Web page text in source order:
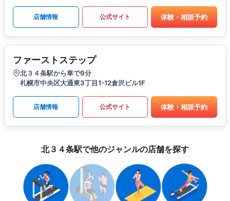
店舗情報 公式サイト 体験・相談予約
ファーストステップ
北３４条駅から車で9分
札幌市中央区大通東3丁目1-12倉沢ビル1F
店舗情報 公式サイト 体験・相談予約
北３４条駅で他のジャンルの店舗を探す